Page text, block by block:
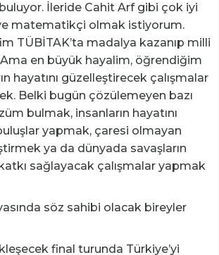
İleride Cahit Arf gibi çok iyi
matematikçi olmak istiyorum.
TÜBİTAK’ta madalya kazanıp milli
en büyük hayalim, öğrendiğim
hayatını güzelleştirecek çalışmalar
Belki bugün çözülemeyen bazı
bulmak, insanların hayatını
yapmak, çaresi olmayan
ya da dünyada savaşların
sağlayacak çalışmalar yapmak
söz sahibi olacak bireyler
final turunda Türkiye’yi